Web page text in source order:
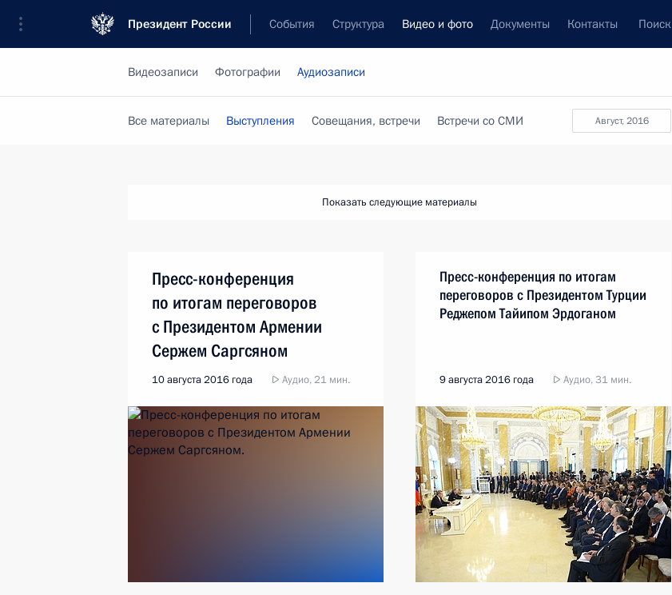
Президент России События Структура Видео и фото Документы Контакты Поиск
Видеозаписи Фотографии Аудиозаписи
август, 2016
Все материалы Выступления Совещания, встречи Встречи со СМИ
Показать следующие материалы
Пресс-конференция
по итогам переговоров
с Президентом Армении
Сержем Саргсяном
10 августа 2016 года Аудио, 21 мин.
Пресс-конференция по итогам
переговоров с Президентом Турции
Реджепом Тайипом Эрдоганом
9 августа 2016 года Аудио, 31 мин.